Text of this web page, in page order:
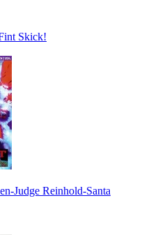
Skick!
Judge Reinhold-Santa